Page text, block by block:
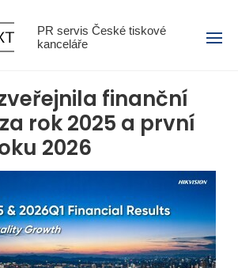
PR servis České tiskové
kanceláře
Menu
finanční
rok 2025 a první
2026